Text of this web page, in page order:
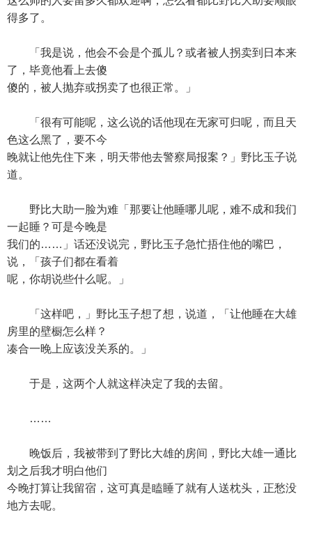
得多了。
「我是说，他会不会是个孤儿？或者被人拐卖到日本来
了，毕竟他看上去傻
傻的，被人抛弃或拐卖了也很正常。」
「很有可能呢，这么说的话他现在无家可归呢，而且天
色这么黑了，要不今
晚就让他先住下来，明天带他去警察局报案？」野比玉子说
道。
野比大助一脸为难「那要让他睡哪儿呢，难不成和我们
一起睡？可是今晚是
我们的……」话还没说完，野比玉子急忙捂住他的嘴巴，
说，「孩子们都在看着
呢，你胡说些什么呢。」
「这样吧，」野比玉子想了想，说道，「让他睡在大雄
房里的壁橱怎么样？
凑合一晚上应该没关系的。」
于是，这两个人就这样决定了我的去留。
……
晚饭后，我被带到了野比大雄的房间，野比大雄一通比
划之后我才明白他们
今晚打算让我留宿，这可真是瞌睡了就有人送枕头，正愁没
地方去呢。